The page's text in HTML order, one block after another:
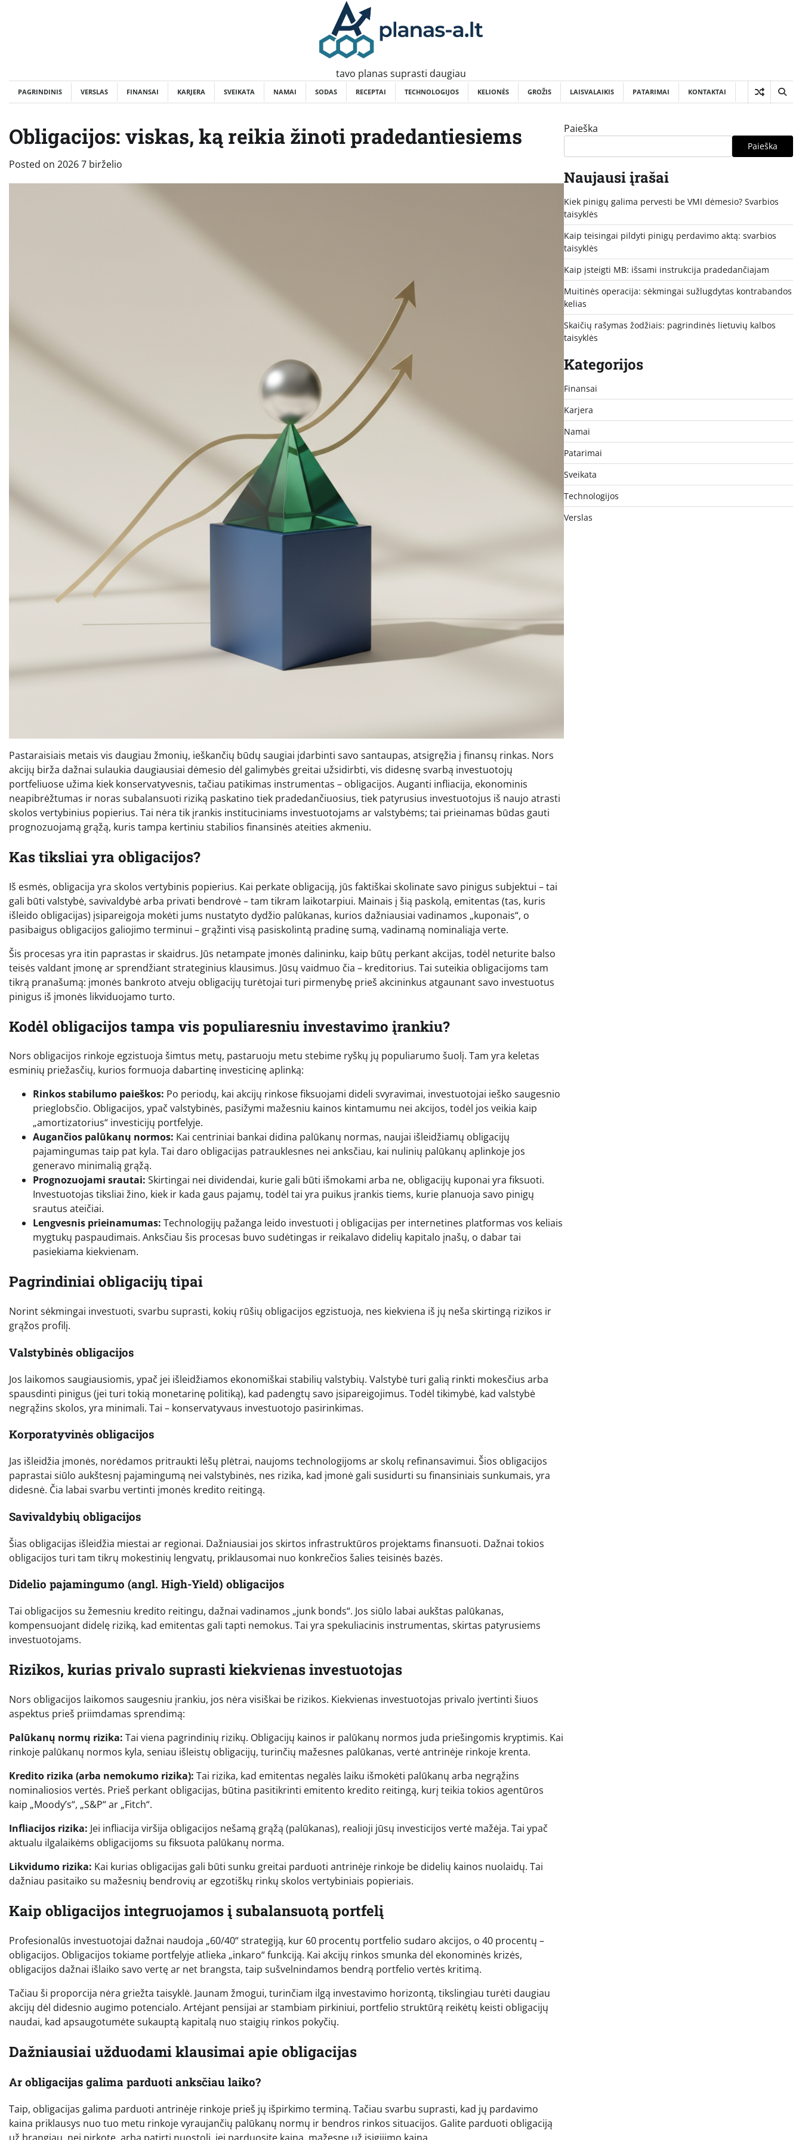
tavo planas suprasti daugiau
PAGRINDINIS VERSLAS FINANSAI KARJERA SVEIKATA NAMAI SODAS RECEPTAI TECHNOLOGIJOS KELIONĖS GROŽIS LAISVALAIKIS PATARIMAI KONTAKTAI
Obligacijos: viskas, ką reikia žinoti pradedantiesiems
Posted on 2026 7 birželio
Pastaraisiais metais vis daugiau žmonių, ieškančių būdų saugiai įdarbinti savo santaupas, atsigręžia į finansų rinkas. Nors
akcijų birža dažnai sulaukia daugiausiai dėmesio dėl galimybės greitai užsidirbti, vis didesnę svarbą investuotojų
portfeliuose užima kiek konservatyvesnis, tačiau patikimas instrumentas – obligacijos. Auganti infliacija, ekonominis
neapibrėžtumas ir noras subalansuoti riziką paskatino tiek pradedančiuosius, tiek patyrusius investuotojus iš naujo atrasti
skolos vertybinius popierius. Tai nėra tik įrankis instituciniams investuotojams ar valstybėms; tai prieinamas būdas gauti
prognozuojamą grąžą, kuris tampa kertiniu stabilios finansinės ateities akmeniu.
Kas tiksliai yra obligacijos?
Iš esmės, obligacija yra skolos vertybinis popierius. Kai perkate obligaciją, jūs faktiškai skolinate savo pinigus subjektui – tai
gali būti valstybė, savivaldybė arba privati bendrovė – tam tikram laikotarpiui. Mainais į šią paskolą, emitentas (tas, kuris
išleido obligacijas) įsipareigoja mokėti jums nustatyto dydžio palūkanas, kurios dažniausiai vadinamos „kuponais“, o
pasibaigus obligacijos galiojimo terminui – grąžinti visą pasiskolintą pradinę sumą, vadinamą nominaliąja verte.
Šis procesas yra itin paprastas ir skaidrus. Jūs netampate įmonės dalininku, kaip būtų perkant akcijas, todėl neturite balso
teisės valdant įmonę ar sprendžiant strateginius klausimus. Jūsų vaidmuo čia – kreditorius. Tai suteikia obligacijoms tam
tikrą pranašumą: įmonės bankroto atveju obligacijų turėtojai turi pirmenybę prieš akcininkus atgaunant savo investuotus
pinigus iš įmonės likviduojamo turto.
Kodėl obligacijos tampa vis populiaresniu investavimo įrankiu?
Nors obligacijos rinkoje egzistuoja šimtus metų, pastaruoju metu stebime ryškų jų populiarumo šuolį. Tam yra keletas
esminių priežasčių, kurios formuoja dabartinę investicinę aplinką:
Rinkos stabilumo paieškos: Po periodų, kai akcijų rinkose fiksuojami dideli svyravimai, investuotojai ieško saugesnio
prieglobsčio. Obligacijos, ypač valstybinės, pasižymi mažesniu kainos kintamumu nei akcijos, todėl jos veikia kaip
„amortizatorius“ investicijų portfelyje.
Augančios palūkanų normos: Kai centriniai bankai didina palūkanų normas, naujai išleidžiamų obligacijų
pajamingumas taip pat kyla. Tai daro obligacijas patrauklesnes nei anksčiau, kai nulinių palūkanų aplinkoje jos
generavo minimalią grąžą.
Prognozuojami srautai: Skirtingai nei dividendai, kurie gali būti išmokami arba ne, obligacijų kuponai yra fiksuoti.
Investuotojas tiksliai žino, kiek ir kada gaus pajamų, todėl tai yra puikus įrankis tiems, kurie planuoja savo pinigų
srautus ateičiai.
Lengvesnis prieinamumas: Technologijų pažanga leido investuoti į obligacijas per internetines platformas vos keliais
mygtukų paspaudimais. Anksčiau šis procesas buvo sudėtingas ir reikalavo didelių kapitalo įnašų, o dabar tai
pasiekiama kiekvienam.
Pagrindiniai obligacijų tipai
Norint sėkmingai investuoti, svarbu suprasti, kokių rūšių obligacijos egzistuoja, nes kiekviena iš jų neša skirtingą rizikos ir
grąžos profilį.
Valstybinės obligacijos
Jos laikomos saugiausiomis, ypač jei išleidžiamos ekonomiškai stabilių valstybių. Valstybė turi galią rinkti mokesčius arba
spausdinti pinigus (jei turi tokią monetarinę politiką), kad padengtų savo įsipareigojimus. Todėl tikimybė, kad valstybė
negrąžins skolos, yra minimali. Tai – konservatyvaus investuotojo pasirinkimas.
Korporatyvinės obligacijos
Jas išleidžia įmonės, norėdamos pritraukti lėšų plėtrai, naujoms technologijoms ar skolų refinansavimui. Šios obligacijos
paprastai siūlo aukštesnį pajamingumą nei valstybinės, nes rizika, kad įmonė gali susidurti su finansiniais sunkumais, yra
didesnė. Čia labai svarbu vertinti įmonės kredito reitingą.
Savivaldybių obligacijos
Šias obligacijas išleidžia miestai ar regionai. Dažniausiai jos skirtos infrastruktūros projektams finansuoti. Dažnai tokios
obligacijos turi tam tikrų mokestinių lengvatų, priklausomai nuo konkrečios šalies teisinės bazės.
Didelio pajamingumo (angl. High-Yield) obligacijos
Tai obligacijos su žemesniu kredito reitingu, dažnai vadinamos „junk bonds“. Jos siūlo labai aukštas palūkanas,
kompensuojant didelę riziką, kad emitentas gali tapti nemokus. Tai yra spekuliacinis instrumentas, skirtas patyrusiems
investuotojams.
Rizikos, kurias privalo suprasti kiekvienas investuotojas
Nors obligacijos laikomos saugesniu įrankiu, jos nėra visiškai be rizikos. Kiekvienas investuotojas privalo įvertinti šiuos
aspektus prieš priimdamas sprendimą:
Palūkanų normų rizika: Tai viena pagrindinių rizikų. Obligacijų kainos ir palūkanų normos juda priešingomis kryptimis. Kai
rinkoje palūkanų normos kyla, seniau išleistų obligacijų, turinčių mažesnes palūkanas, vertė antrinėje rinkoje krenta.
Kredito rizika (arba nemokumo rizika): Tai rizika, kad emitentas negalės laiku išmokėti palūkanų arba negrąžins
nominaliosios vertės. Prieš perkant obligacijas, būtina pasitikrinti emitento kredito reitingą, kurį teikia tokios agentūros
kaip „Moody’s“, „S&P“ ar „Fitch“.
Infliacijos rizika: Jei infliacija viršija obligacijos nešamą grąžą (palūkanas), realioji jūsų investicijos vertė mažėja. Tai ypač
aktualu ilgalaikėms obligacijoms su fiksuota palūkanų norma.
Likvidumo rizika: Kai kurias obligacijas gali būti sunku greitai parduoti antrinėje rinkoje be didelių kainos nuolaidų. Tai
dažniau pasitaiko su mažesnių bendrovių ar egzotiškų rinkų skolos vertybiniais popieriais.
Kaip obligacijos integruojamos į subalansuotą portfelį
Profesionalūs investuotojai dažnai naudoja „60/40“ strategiją, kur 60 procentų portfelio sudaro akcijos, o 40 procentų –
obligacijos. Obligacijos tokiame portfelyje atlieka „inkaro“ funkciją. Kai akcijų rinkos smunka dėl ekonominės krizės,
obligacijos dažnai išlaiko savo vertę ar net brangsta, taip sušvelnindamos bendrą portfelio vertės kritimą.
Tačiau ši proporcija nėra griežta taisyklė. Jaunam žmogui, turinčiam ilgą investavimo horizontą, tikslingiau turėti daugiau
akcijų dėl didesnio augimo potencialo. Artėjant pensijai ar stambiam pirkiniui, portfelio struktūrą reikėtų keisti obligacijų
naudai, kad apsaugotumėte sukauptą kapitalą nuo staigių rinkos pokyčių.
Dažniausiai užduodami klausimai apie obligacijas
Ar obligacijas galima parduoti anksčiau laiko?
Taip, obligacijas galima parduoti antrinėje rinkoje prieš jų išpirkimo terminą. Tačiau svarbu suprasti, kad jų pardavimo
kaina priklausys nuo tuo metu rinkoje vyraujančių palūkanų normų ir bendros rinkos situacijos. Galite parduoti obligaciją
Paieška
Paieška
Naujausi įrašai
Kiek pinigų galima pervesti be VMI dėmesio? Svarbios
taisyklės
Kaip teisingai pildyti pinigų perdavimo aktą: svarbios
taisyklės
Kaip įsteigti MB: išsami instrukcija pradedančiajam
Muitinės operacija: sėkmingai sužlugdytas kontrabandos
kelias
Skaičių rašymas žodžiais: pagrindinės lietuvių kalbos
taisyklės
Kategorijos
Finansai
Karjera
Namai
Patarimai
Sveikata
Technologijos
Verslas